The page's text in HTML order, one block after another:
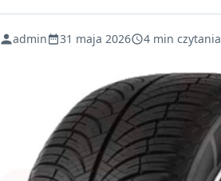
admin 31 maja 2026 4 min czytania